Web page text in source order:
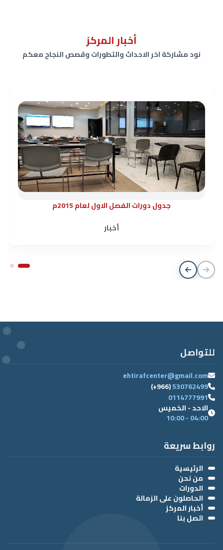
أخبار المركز
نود مشاركة اخر الاحداث والتطورات وقصص النجاح معكم
جدول دورات الفصل الاول لعام 2015م
أخبار
للتواصل
ehtirafcenter@gmail.com
(+966)530762499
0114777991
الاحد - الخميس
04:00 - 10:00
روابط سريعة
الرئيسية
من نحن
الدورات
الحاصلون على الزمالة
أخبار المركز
اتصل بنا